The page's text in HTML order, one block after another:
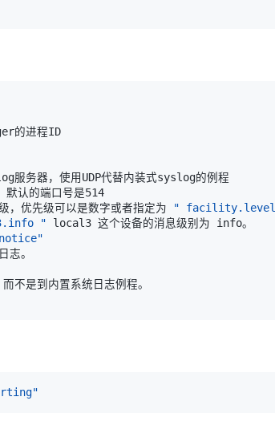
，优先级可以是数字或者指定为
"
"